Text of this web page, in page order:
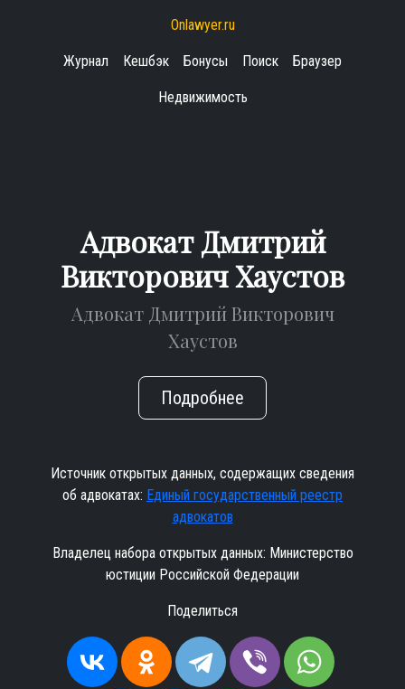
Onlawyer.ru
Журнал Кешбэк Бонусы Поиск Браузер
Недвижимость
Адвокат Дмитрий
Викторович Хаустов
Адвокат Дмитрий Викторович
Хаустов
Подробнее
Источник открытых данных, содержащих сведения
об адвокатах: Единый государственный реестр
адвокатов
Владелец набора открытых данных: Министерство
юстиции Российской Федерации
Поделиться